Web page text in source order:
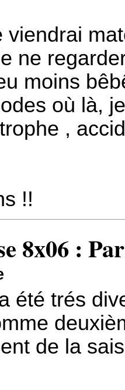
viendrai
ne
moins
où là,
,
!!
8x06 :
été trés
de la